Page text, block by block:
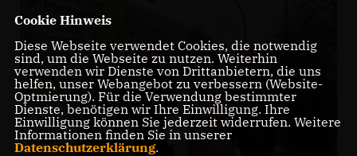
Cookie Hinweis
Diese Webseite verwendet Cookies, die notwendig
sind, um die Webseite zu nutzen. Weiterhin
verwenden wir Dienste von Drittanbietern, die uns
helfen, unser Webangebot zu verbessern (Website-
Optmierung). Für die Verwendung bestimmter
Dienste, benötigen wir Ihre Einwilligung. Ihre
Einwilligung können Sie jederzeit widerrufen. Weitere
Informationen finden Sie in unserer
Datenschutzerklärung.